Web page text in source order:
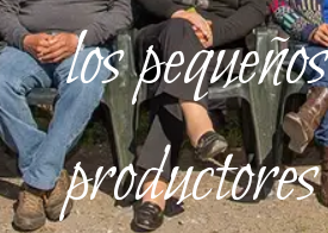
los pequeños
productores